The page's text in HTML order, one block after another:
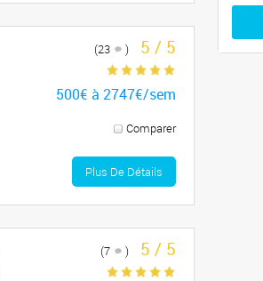
(23 ) 5 / 5
500€ à 2747€/sem
Comparer
Plus De Détails
(7 ) 5 / 5